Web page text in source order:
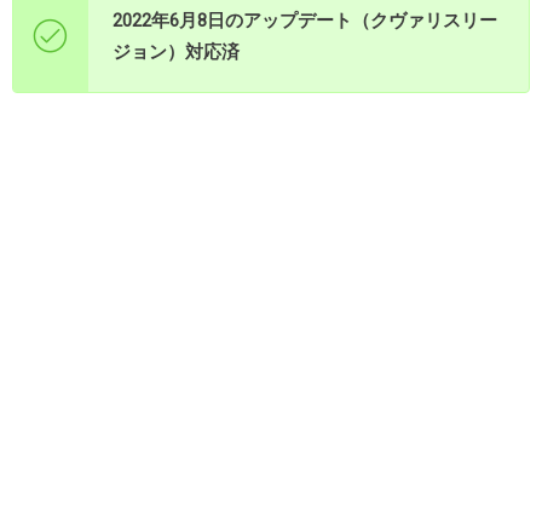
2022年6月8日のアップデート（クヴァリスリー
ジョン）対応済